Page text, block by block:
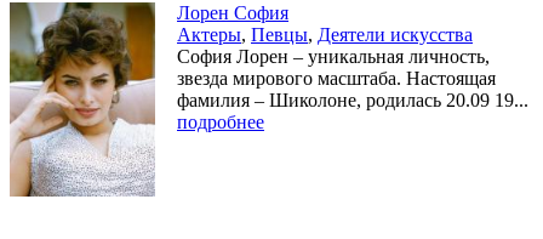
Лорен София
Актеры, Певцы, Деятели искусства
София Лорен – уникальная личность,
звезда мирового масштаба. Настоящая
фамилия – Шиколоне, родилась 20.09 19...
подробнее